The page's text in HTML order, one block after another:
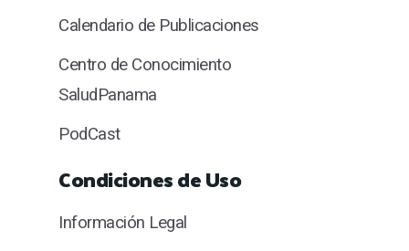
Calendario de Publicaciones
Centro de Conocimiento
SaludPanama
PodCast
Condiciones de Uso
Información Legal